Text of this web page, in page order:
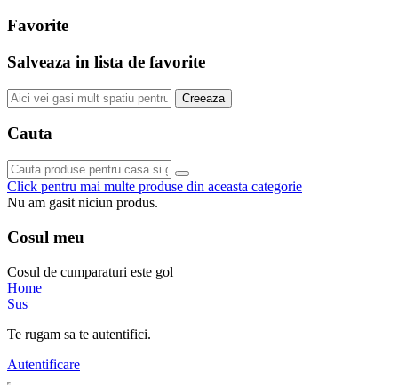
Favorite
Salveaza in lista de favorite
Creeaza
Cauta
Click pentru mai multe produse din aceasta categorie
Nu am gasit niciun produs.
Cosul meu
Cosul de cumparaturi este gol
Home
Sus
Te rugam sa te autentifici.
Autentificare